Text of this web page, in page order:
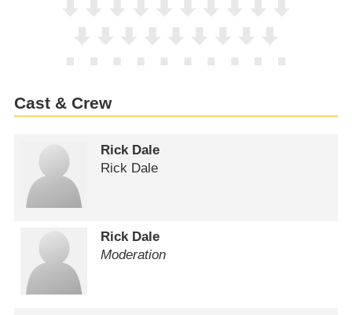
Cast & Crew
Rick Dale
Rick Dale
Rick Dale
Moderation